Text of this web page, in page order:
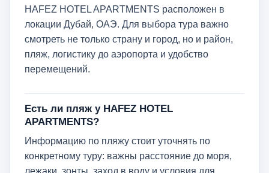
HAFEZ HOTEL APARTMENTS расположен в
локации Дубай, ОАЭ. Для выбора тура важно
смотреть не только страну и город, но и район,
пляж, логистику до аэропорта и удобство
перемещений.
Есть ли пляж у HAFEZ HOTEL
APARTMENTS?
Информацию по пляжу стоит уточнять по
конкретному туру: важны расстояние до моря,
лежаки, зонты, заход в воду и условия для